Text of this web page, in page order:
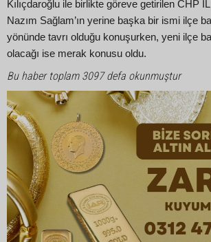
Kılıçdaroğlu ile birlikte göreve getirilen CHP İL
Nazım Sağlam’ın yerine başka bir ismi ilçe
yönünde tavrı olduğu konuşurken, yeni ilçe
olacağı ise merak konusu oldu.
Bu haber toplam 3097 defa okunmuştur